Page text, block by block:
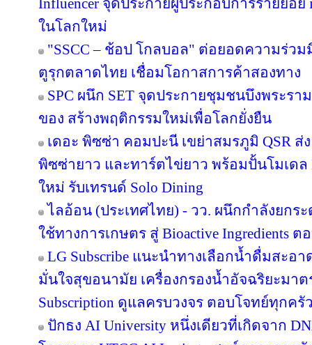
คนไทยและต่างชาติ ดัน “พริกผัดน้ำมันมะก
100,000 กระปุก ใน 2 สัปดาห์แรก
ซีแอนด์จีฯ รับประกาศเกียรติคุณ "สถานป
วันต่อต้านยาเสพติดโลก 2569 ตอกย้ำองค์
อย่างยั่งยืน
CHALIQUE จับมือ Asahi Kasei ศึกษาคว
ยกระดับมาตรฐาน OEM ความงามไทยสู่ตล
ลาซาด้าเผยอินไซต์นักช้อปไทย รับครึ่งปีห
ช้อปฮีลใจ-ใส่ใจความชัวร์-แชตรัวถาม AI
พื้นที่ตอบโจทย์ทุกไลฟ์สไตล์
ซีพี ออลล์ ส่งต่อองค์ความรู้ สูตรสร้างตัวต
Influencer จุดประกายผู้ประกอบการรายย่อ
ในโลกใหม่
"SSCC – ช้อป โกลบอล" ต่อยอดความร่ว
ตูรุกตลาดไทย เชื่อมโอกาสการค้าสองทาง